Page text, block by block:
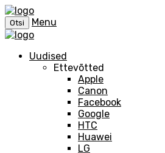
Otsi Menu
Uudised
Ettevõtted
Apple
Canon
Facebook
Google
HTC
Huawei
LG